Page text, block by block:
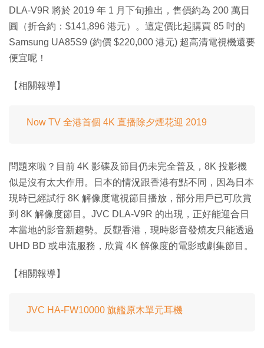
DLA-V9R 將於 2019 年 1 月下旬推出，售價約為 200 萬日
圓（折合約：$141,896 港元）。這定價比起購買 85 吋的
Samsung UA85S9 (約價 $220,000 港元) 超高清電視機還要
便宜呢！
【相關報導】
Now TV 全港首個 4K 直播除夕煙花迎 2019
問題來啦？目前 4K 影碟及節目仍未完全普及，8K 投影機
似是沒有太大作用。日本的情況跟香港有點不同，因為日本
現時已經試行 8K 解像度電視節目播放，部分用戶已可欣賞
到 8K 解像度節目。JVC DLA-V9R 的出現，正好能迎合日
本當地的影音新趨勢。反觀香港，現時影音發燒友只能透過
UHD BD 或串流服務，欣賞 4K 解像度的電影或劇集節目。
【相關報導】
JVC HA-FW10000 旗艦原木單元耳機